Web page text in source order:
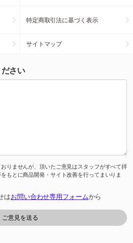
特定商取引法に基づく表示
サイトマップ
さい
りませんが、頂いたご意見はスタッフがすべて拝
もとに商品開発・サイト改善を行ってまいりま
はお問い合わせ専用フォームから